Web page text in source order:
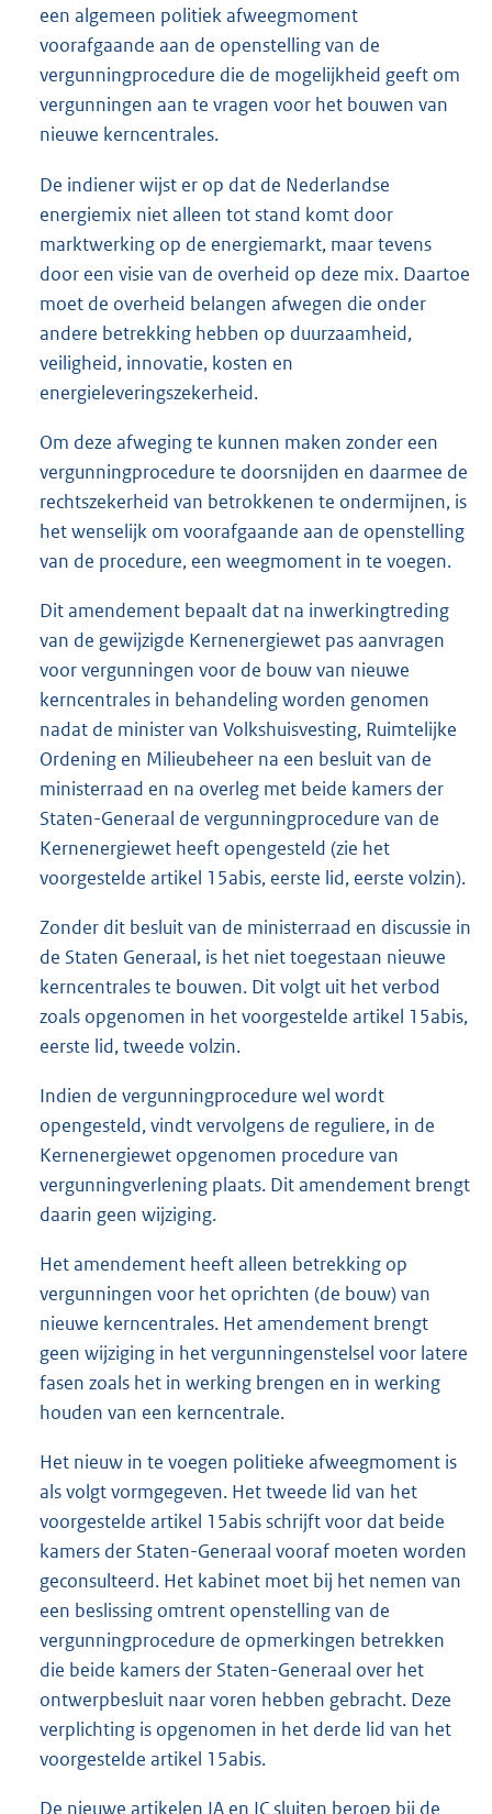
een algemeen politiek afweegmoment
voorafgaande aan de openstelling van de
vergunningprocedure die de mogelijkheid geeft om
vergunningen aan te vragen voor het bouwen van
nieuwe kerncentrales.
De indiener wijst er op dat de Nederlandse
energiemix niet alleen tot stand komt door
marktwerking op de energiemarkt, maar tevens
door een visie van de overheid op deze mix. Daartoe
moet de overheid belangen afwegen die onder
andere betrekking hebben op duurzaamheid,
veiligheid, innovatie, kosten en
energieleveringszekerheid.
Om deze afweging te kunnen maken zonder een
vergunningprocedure te doorsnijden en daarmee de
rechtszekerheid van betrokkenen te ondermijnen, is
het wenselijk om voorafgaande aan de openstelling
van de procedure, een weegmoment in te voegen.
Dit amendement bepaalt dat na inwerkingtreding
van de gewijzigde Kernenergiewet pas aanvragen
voor vergunningen voor de bouw van nieuwe
kerncentrales in behandeling worden genomen
nadat de minister van Volkshuisvesting, Ruimtelijke
Ordening en Milieubeheer na een besluit van de
ministerraad en na overleg met beide kamers der
Staten-Generaal de vergunningprocedure van de
Kernenergiewet heeft opengesteld (zie het
voorgestelde artikel 15abis, eerste lid, eerste volzin).
Zonder dit besluit van de ministerraad en discussie in
de Staten Generaal, is het niet toegestaan nieuwe
kerncentrales te bouwen. Dit volgt uit het verbod
zoals opgenomen in het voorgestelde artikel 15abis,
eerste lid, tweede volzin.
Indien de vergunningprocedure wel wordt
opengesteld, vindt vervolgens de reguliere, in de
Kernenergiewet opgenomen procedure van
vergunningverlening plaats. Dit amendement brengt
daarin geen wijziging.
Het amendement heeft alleen betrekking op
vergunningen voor het oprichten (de bouw) van
nieuwe kerncentrales. Het amendement brengt
geen wijziging in het vergunningenstelsel voor latere
fasen zoals het in werking brengen en in werking
houden van een kerncentrale.
Het nieuw in te voegen politieke afweegmoment is
als volgt vormgegeven. Het tweede lid van het
voorgestelde artikel 15abis schrijft voor dat beide
kamers der Staten-Generaal vooraf moeten worden
geconsulteerd. Het kabinet moet bij het nemen van
een beslissing omtrent openstelling van de
vergunningprocedure de opmerkingen betrekken
die beide kamers der Staten-Generaal over het
ontwerpbesluit naar voren hebben gebracht. Deze
verplichting is opgenomen in het derde lid van het
voorgestelde artikel 15abis.
De nieuwe artikelen IA en IC sluiten beroep bij de